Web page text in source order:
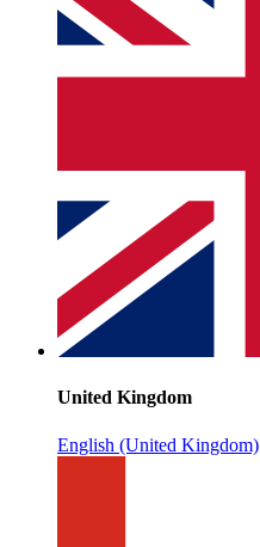
United Kingdom
English (United Kingdom)